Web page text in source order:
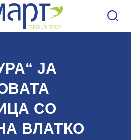
ЈА
СО
ВЛАТКО